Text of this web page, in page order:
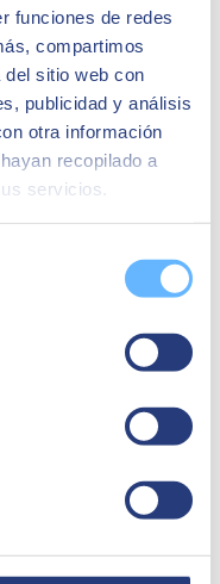
funciones de redes
compartimos
del sitio web con
publicidad y análisis
otra información
recopilado a
servicios.
of the FIRST
at the 12th FIRST
awarded the most
in science and